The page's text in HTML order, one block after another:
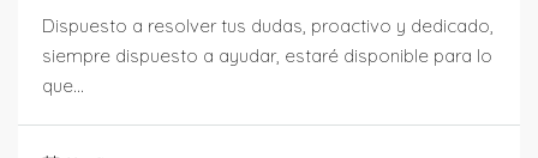
Dispuesto a resolver tus dudas, proactivo y dedicado,
siempre dispuesto a ayudar, estaré disponible para lo
que...